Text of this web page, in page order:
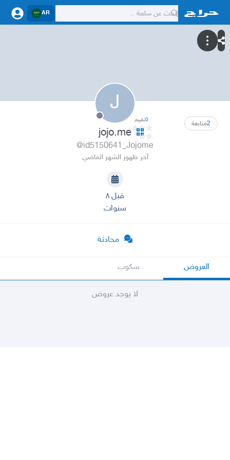
AR
J
2متابعة 0تقييم
jojo.me
@id5150641_Jojome
آخر ظهور الشهر الماضي
قبل ٨
سنوات
محادثة
العروض سكوب
لا يوجد عروض